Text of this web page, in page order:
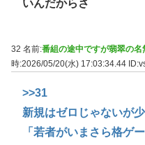
いんだからさ
32 名前:番組の途中ですが翡翠の
時:2026/05/20(水) 17:03:34.44
>>31
新規はゼロじゃないが
「若者がいまさら格ゲ